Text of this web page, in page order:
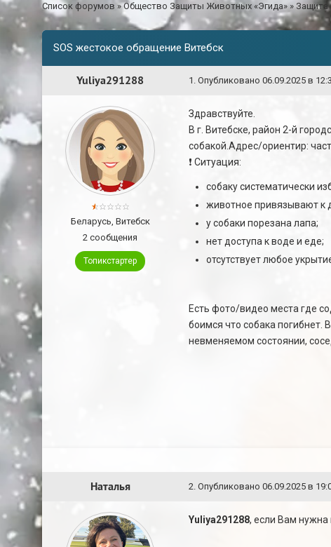
Список форумов » Общество Защиты Животных «Эгида» » Защита
SOS жестокое обращение Витебск
Yuliya291288 1 . Опубликовано 06.09.2025 в
Беларусь, Витебск
2 сообщения
Топикстартер
Здравствуйте.
В г. Витебске, район 2-й
собакой.Адрес/ориентир:
❗ Ситуация:
собаку систематически
животное привязывают к
у собаки порезана лапа;
нет доступа к воде и еде;
отсутствует любое
Есть фото/видео места где
боимся что собака
невменяемом состоянии,
Наталья 2. Опубликовано 06.09.2025 в
Yuliya291288, если Вам